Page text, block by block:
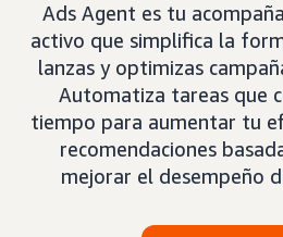
Ads Agent es tu
activo que simplifica la
lanzas y optimizas
Automatiza tareas que
tiempo para aumentar tu
recomendaciones
mejorar el desempeño